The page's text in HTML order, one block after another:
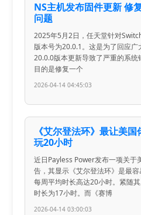
NS主机发布固件更新 修
问题
2025年5月2日，任天堂针对
版本号为20.0.1。这是为了回应
20.0.0版本更新导致了严重的系
目的是修复一个
2026-04-14 04:45:03
《艾尔登法环》最让美
玩20小时
近日Payless Power发布一项关于
告，其显示《艾尔登法环》是最
每周平均时长高达20小时。紧随
时长为17小时。而《赛博
2026-04-14 03:00:03